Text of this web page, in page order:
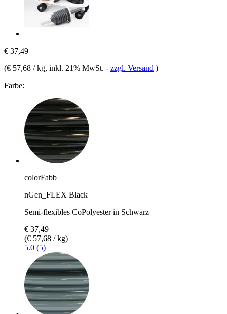
€ 37,49
(€ 57,68 / kg, inkl. 21% MwSt. - zzgl. Versand )
Farbe:
colorFabb
nGen_FLEX Black
Semi-flexibles CoPolyester in Schwarz
€ 37,49
(€ 57,68 / kg)
5.0 (5)